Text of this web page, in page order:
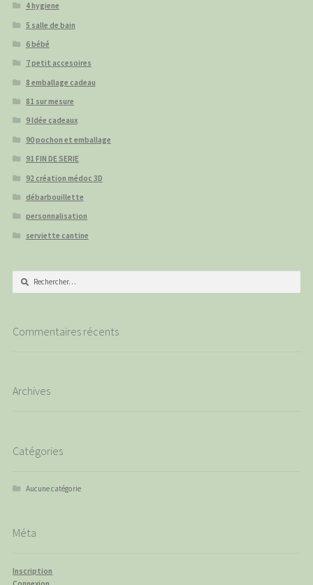
4 hygiene
5 salle de bain
6 bébé
7 petit accesoires
8 emballage cadeau
81 sur mesure
9 Idée cadeaux
90 pochon et emballage
91 FIN DE SERIE
92 création médoc 3D
débarbouillette
personnalisation
serviette cantine
Rechercher :
Commentaires récents
Archives
Catégories
Aucune catégorie
Méta
Inscription